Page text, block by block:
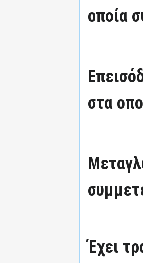
οποία
στα
Έχει